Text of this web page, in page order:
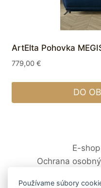
ArtElta Pohovka
779,00 €
DO
E-shop
Ochrana
Používame súbory